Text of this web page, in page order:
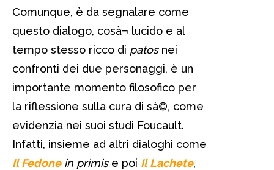
Comunque, è da segnalare come
questo dialogo, cosà¬ lucido e al
tempo stesso ricco di patosnei
confronti dei due personaggi, è un
importante momento filosofico per
la riflessione sulla cura di sà©, come
evidenzia nei suoi studi Foucault.
Infatti, insieme ad altri dialoghi come
Il Fedone in primise poi Il Lachete,